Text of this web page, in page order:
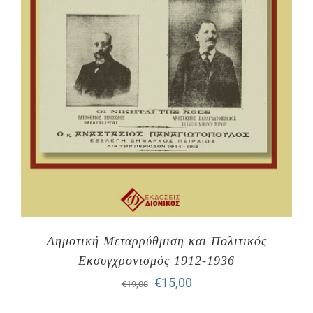
Δημοτική Μεταρρύθμιση και Πολιτικός
Εκσυγχρονισμός 1912-1936
€19,08
Original
€15,00Η